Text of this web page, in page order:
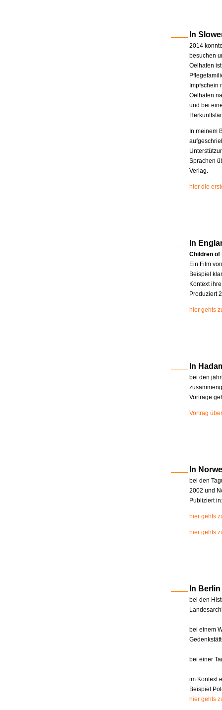
In
2014
besuchen
Oelhafen
Impfschein
Oelhafen
und bei
In meinem
Sprachen
Verlag.
hier die
In
Children of
Ein Film
Beispiel
Kontext
Produziert
hier gehts
In
bei den
Vorträge
Vortrag
In
bei den
2002 und
Publiziert
hier gehts
hier gehts
In
bei den
bei einem
bei einer
im Kontext
Beispiel
hier gehts